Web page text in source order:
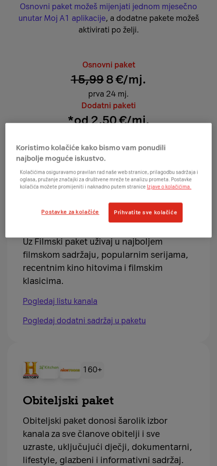
Osnovni paket možeš mijenjati jednom mjesečno
unutar Moj A1 aplikacije, a dodatne pakete možeš
aktivirati po želji.
Osnovni paket
15,99 8 €/mj.
prva 24 mj.
Dodatni paketi
*od 2,50 €/mj.
Osnovni paketi Dodatni paketi
90+
Uz Filmski paket uživaj u najboljem
filmskom sadržaju, popularnim serijama,
recentnim kino hitovima i filmskim
klasicima.
Pogledaj listu kanala
Pogledaj dodatni sadržaj u paketu
160+
Obiteljski paket
Obiteljski paket donosi šarolik izbor
kanala za sve članove obitelji i sve
uzraste, uključujući dječji, dokumentarni,
lifestyle, glazbeni i informativni sadržaj.
Koristimo kolačiće kako bismo vam ponudili
najbolje moguće iskustvo.
Kolačićima osiguravamo pravilan rad naše web stranice, prilagodbu sadržaja i
oglasa, pružanje značajki za društvene mreže te analizu prometa. Postavke
kolačića možete promijeniti i naknadno putem stranice Izjave o kolačićima.
Postavke za kolačiće Prihvatite sve kolačiće